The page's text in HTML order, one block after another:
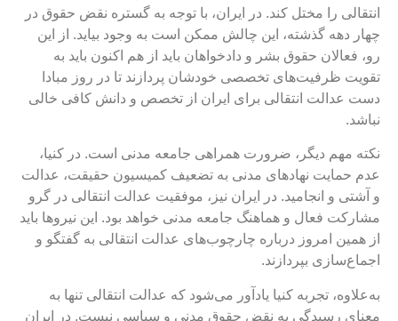
را مختل کند. در ایران، با توجه به گستره نقض حقوق در
دهه گذشته، این چالش ممکن است به وجود بیاید. از این
فعالان حقوق بشر و دادخواهان باید از هم اکنون باید به
ظرفیت‌های تخصصی خودشان پردازند تا در روز مبادا
عدالت انتقالی برای ایران از تخصص و دانش کافی خالی
مهم دیگر، ضرورت همراهی جامعه مدنی است. در کنیا،
حمایت نهادهای مدنی به تضعیف کمیسیون حقیقت، عدالت
آشتی و انجامید. در ایران نیز، موفقیت عدالت انتقالی در گرو
فعال و هماهنگ جامعه مدنی خواهد بود. این نیروها باید
همین امروز درباره چارچوب‌های عدالت انتقالی به گفتگو و
بپردازند.
تجربه کنیا یادآور می‌شود که عدالت انتقالی تنها به
رسیدگی به نقض حقوق مدنی و سیاسی نیست. در ایران